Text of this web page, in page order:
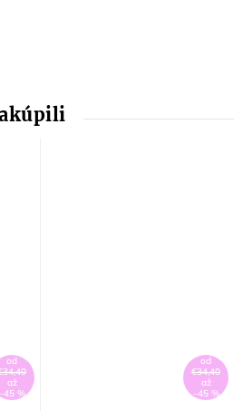
od
až
%
od
€34,40
až
–45 %